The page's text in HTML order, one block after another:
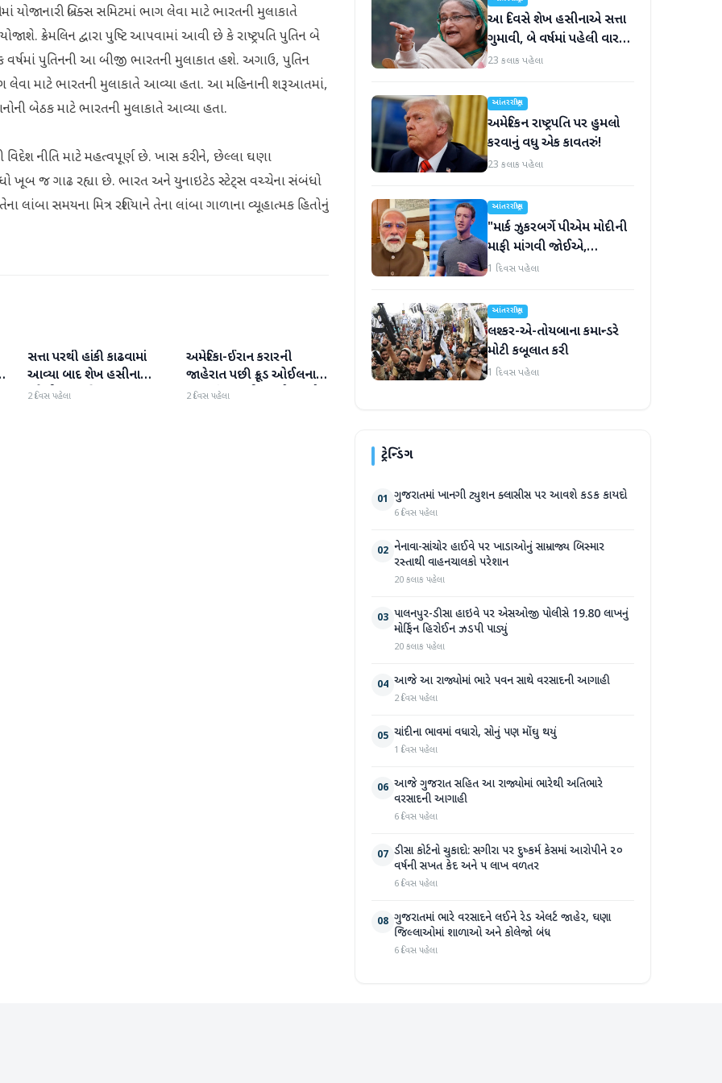
યોજાનારી બ્રિક્સ સમિટમાં ભાગ લેવા માટે ભારતની મુલાકાતે
ક્રેમલિન દ્વારા પુષ્ટિ આપવામાં આવી છે કે રાષ્ટ્રપતિ પુતિન બે
પુતિનની આ બીજી ભારતની મુલાકાત હશે. અગાઉ, પુતિન
લેવા માટે ભારતની મુલાકાતે આવ્યા હતા. આ મહિનાની શરૂઆતમાં,
બેઠક માટે ભારતની મુલાકાતે આવ્યા હતા.
નીતિ માટે મહત્વપૂર્ણ છે. ખાસ કરીને, છેલ્લા ઘણા
ખૂબ જ ગાઢ રહ્યા છે. ભારત અને યુનાઇટેડ સ્ટેટ્સ વચ્ચેના સંબંધો
સમયના મિત્ર રશિયાને તેના લાંબા ગાળાના વ્યૂહાત્મક હિતોનું
આંતરરાષ્ટ્રીય
સત્તા પરથી હાંકી કાઢવામાં
આવ્યા બાદ શેખ હસીના
પહેલી વાર દુનિયા સમક્ષ
2 દિવસ પહેલા
આંતરરાષ્ટ્રીય
અમેરિકા-ઈરાન કરારની
જાહેરાત પછી ક્રૂડ ઓઈલના
ભાવમાં 6% થી વધુનો ઘટાડો
2 દિવસ પહેલા
આ દિવસે શેખ હસીનાએ સત્તા
ગુમાવી, બે વર્ષમાં પહેલી વાર
દુનિયા સમક્ષ હાજર થશે
23 કલાક પહેલા
આંતરરાષ્ટ્રીય
અમેરિકન રાષ્ટ્રપતિ પર હુમલો
કરવાનું વધુ એક કાવતરું!
23 કલાક પહેલા
આંતરરાષ્ટ્રીય
"માર્ક ઝુકરબર્ગે પીએમ મોદીની
માફી માંગવી જોઈએ,
નહીંતર..."
1 દિવસ પહેલા
આંતરરાષ્ટ્રીય
લશ્કર-એ-તોયબાના કમાન્ડરે
મોટી કબૂલાત કરી
1 દિવસ પહેલા
ટ્રેન્ડિંગ
01 ગુજરાતમાં ખાનગી ટ્યુશન ક્લાસીસ પર આવશે કડક કાયદો
6 દિવસ પહેલા
02 નેનાવા-સાંચોર હાઈવે પર ખાડાઓનું સામ્રાજ્ય બિસ્માર
રસ્તાથી વાહનચાલકો પરેશાન
20 કલાક પહેલા
03 પાલનપુર-ડીસા હાઇવે પર એસઓજી પોલીસે 19.80 લાખનું
મોર્ફિન હિરોઈન ઝડપી પાડ્યું
20 કલાક પહેલા
04 આજે આ રાજ્યોમાં ભારે પવન સાથે વરસાદની આગાહી
2 દિવસ પહેલા
05 ચાંદીના ભાવમાં વધારો, સોનું પણ મોંઘુ થયું
1 દિવસ પહેલા
06 આજે ગુજરાત સહિત આ રાજ્યોમાં ભારેથી અતિભારે
વરસાદની આગાહી
6 દિવસ પહેલા
07 ડીસા કોર્ટનો ચુકાદો: સગીરા પર દુષ્કર્મ કેસમાં આરોપીને ૨૦
વર્ષની સખત કેદ અને ૫ લાખ વળતર
6 દિવસ પહેલા
08 ગુજરાતમાં ભારે વરસાદને લઈને રેડ એલર્ટ જાહેર, ઘણા
જિલ્લાઓમાં શાળાઓ અને કોલેજો બંધ
6 દિવસ પહેલા